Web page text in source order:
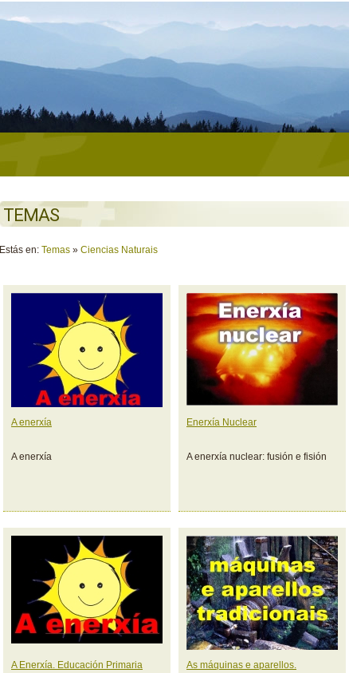
TEMAS
Estás en: Temas » Ciencias Naturais
A enerxía
A enerxía
Enerxía Nuclear
A enerxía nuclear: fusión e fisión
A Enerxía. Educación Primaria
As máquinas e aparellos.